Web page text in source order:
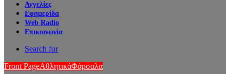
Αγγελίες
Εφημερίδα
Web Radio
Επικοινωνία
Search for
Front PageΑθλητικάΦάρσαλα